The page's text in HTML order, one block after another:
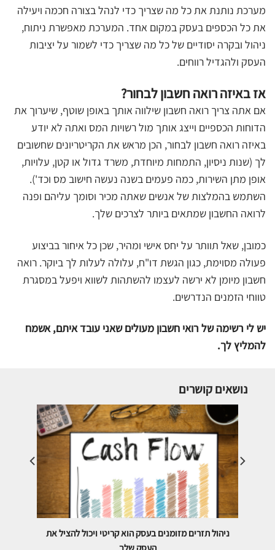
מערכת נותנת את כל מה שצריך כדי לנהל בצורה חכמה ויעילה
את כל הכספים בעסק במקום אחד. המערכת מאפשרת ניתוח,
ניהול ובקרה יסודיים של כל מה שצריך כדי לשמור על יציבות
העסק ולהגדיל רווחים.
אז באיזה רואה חשבון לבחור?
אם אתה צריך רואה חשבון שילווה אותך באופן שוטף, שיערוך את
הדוחות הכספיים וייצג אותך מול רשויות המס ואתה לא יודע
באיזה רואה חשבון לבחור, הכן מראש את הקריטריונים שחשובים
לך (שנות ניסיון, התמחות מיוחדת, משרד גדול או קטן, עלויות,
אופן מתן השירות, כמה פעמים בשנה נעשה חישוב מס וכד').
השתמש בהמלצות של אנשים שאתה מכיר וסומך עליהם ופנה
לרואה החשבון שמתאים ביותר לצרכים שלך.
כמובן, שאל תוותר על יחס אישי ומהיר, שכן כל איחור בביצוע
פעולה מסוימת, כגון הגשת דו"ח, עלולה לעלות לך ביוקר. רואה
חשבון מיומן לא ירשה לעצמו להשתהות לשווא ויפעל במסגרת
טווחי הזמנים הנדרשים.
יש לי רשימה של רואי חשבון מעולים שאני עובד איתם, אשמח
להמליץ לך.
נושאים קושרים
גלה מה הכי חשוב בבחירת יועץ העסקי שלך